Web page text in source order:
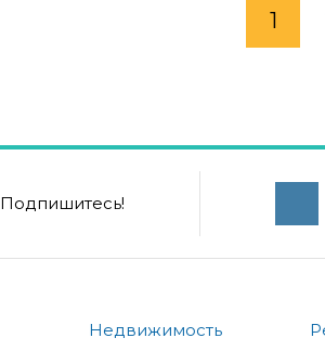
1
Подпишитесь!
Недвижимость